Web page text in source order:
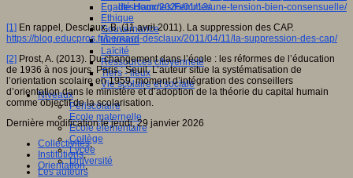
Egalité Hommes/Femmes
Ethique
Gouvernance
Inclusion
Laïcité
Ressources citoyenneté
Tiers - lieux
Vie scolaire et sociale
Niveaux
Périscolaire
Ecole maternelle
Ecole élémentaire
Collège
Lycée
Université
Les auteurs
desclaux/2026/01/13/une-tension-bien-consensuelle/
[1] En rappel, Desclaux, B. (11 avril 2011). La suppression des CAP.
https://blog.educpros.fr/bernard-desclaux/2011/04/11/la-suppression-des-cap/
[2] Prost, A. (2013). Du changement dans l’école : les réformes de l’éducation
de 1936 à nos jours. Paris : Seuil. L’auteur situe la systématisation de
l’orientation scolaire en 1959, moment d’intégration des conseillers
d’orientation dans le ministère et d’adoption de la théorie du capital humain
comme objectif de la scolarisation.
Dernière modification le jeudi, 29 janvier 2026
Collectivités,
Institutions,
Orientation,